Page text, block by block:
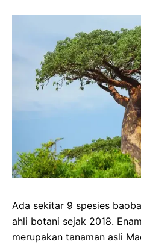
Ada sekitar 9 spesies
ahli botani sejak 2018.
merupakan tanaman asli